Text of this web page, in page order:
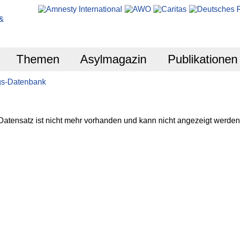
Themen Asylmagazin Publikationen
Datenbank
ist nicht mehr vorhanden und kann nicht angezeigt werden